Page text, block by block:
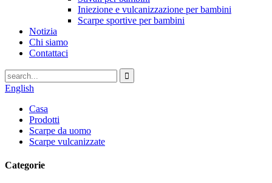
Iniezione e vulcanizzazione per bambini
Scarpe sportive per bambini
Notizia
Chi siamo
Contattaci
English
Casa
Prodotti
Scarpe da uomo
Scarpe vulcanizzate
Categorie